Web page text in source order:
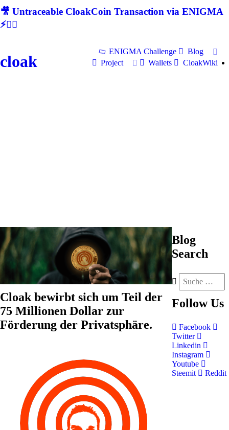
🎥 Untraceable CloakCoin Transaction via ENIGMA
⚡🕵‍♂
cloak
ENIGMA Challenge
Blog
Project
Wallets CloakWiki
Cloak bewirbt sich um Teil der
75 Millionen Dollar zur
Förderung der Privatsphäre.
Blog
Search
Follow Us
Facebook
Twitter
Linkedin
Instagram
Youtube
Steemit
Reddit